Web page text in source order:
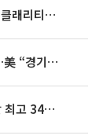
미국, 가상자산 포괄 규제 속도…상원, ‘클래리티법’ 9월 절차투표 추진
이란, 미국에 호르무즈 합의 조건 제시…美 “경기 아직 안 끝나” [종합]
[내일 날씨] 전국 무더위 계속…10일 낮 최고 34도 육박